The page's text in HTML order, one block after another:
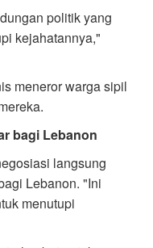
politik yang
kejahatannya,"
meneror warga sipil
bagi Lebanon
langsung
Lebanon. "Ini
menutupi